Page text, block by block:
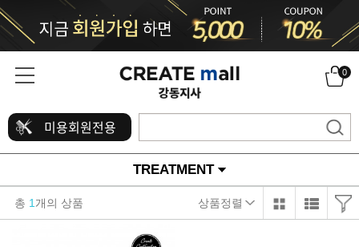
0
미용회원전용
TREATMENT
총 1개의 상품 상품정렬